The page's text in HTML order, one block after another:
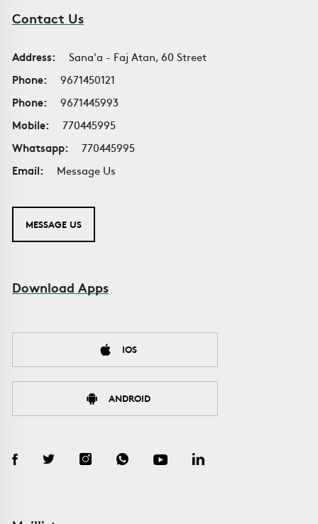
Contact Us
Address:
Sana'a - Faj Atan, 60 Street
Phone:
9671450121
Phone:
9671445993
Mobile:
770445995
Whatsapp:
770445995
Email:
Message Us
MESSAGE US
Download Apps
IOS
ANDROID